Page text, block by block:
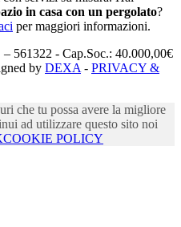
in casa con un pergolato?
per maggiori informazioni.
561322 - Cap.Soc.: 40.000,00€
by DEXA- PRIVACY &
che tu possa avere la migliore
ad utilizzare questo sito noi
COOKIE POLICY